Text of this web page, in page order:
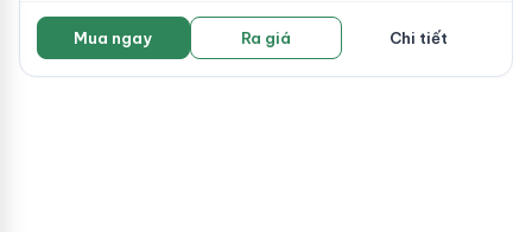
Mua ngay Ra giá Chi tiết